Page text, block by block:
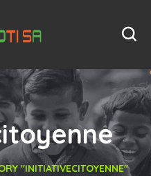
"INITIATIVECITOYENNE"